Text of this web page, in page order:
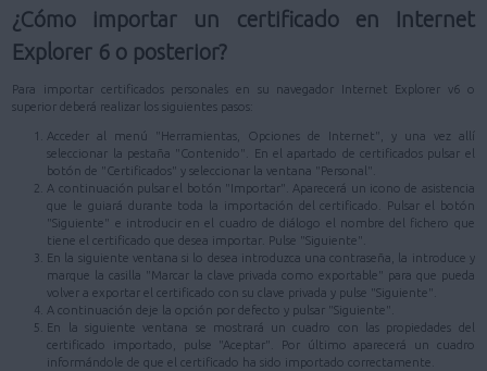
¿Cómo importar un certificado en Internet
Explorer 6 o posterior?
Para importar certificados personales en su navegador Internet Explorer v6 o
superior deberá realizar los siguientes pasos:
Acceder al menú "Herramientas, Opciones de Internet", y una vez allí
seleccionar la pestaña "Contenido". En el apartado de certificados pulsar el
botón de "Certificados" y seleccionar la ventana "Personal".
A continuación pulsar el botón "Importar". Aparecerá un icono de asistencia
que le guiará durante toda la importación del certificado. Pulsar el botón
"Siguiente" e introducir en el cuadro de diálogo el nombre del fichero que
tiene el certificado que desea importar. Pulse "Siguiente".
En la siguiente ventana si lo desea introduzca una contraseña, la introduce y
marque la casilla "Marcar la clave privada como exportable" para que pueda
volver a exportar el certificado con su clave privada y pulse "Siguiente".
A continuación deje la opción por defecto y pulsar "Siguiente".
En la siguiente ventana se mostrará un cuadro con las propiedades del
certificado importado, pulse "Aceptar". Por último aparecerá un cuadro
informándole de que el certificado ha sido importado correctamente.